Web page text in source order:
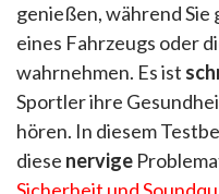
genießen, während
eines Fahrzeugs oder
wahrnehmen. Es ist
Sportler ihre
hören. In diesem
diese nervige